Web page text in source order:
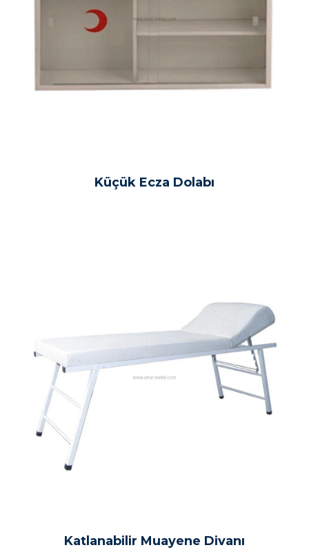
Küçük Ecza Dolabı
Katlanabilir Muayene Divanı